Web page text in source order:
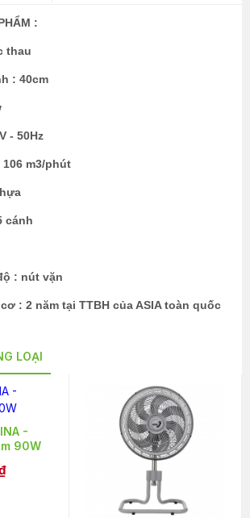
:
thau
: 40cm
- 50Hz
m3/phút
cánh
: nút vặn
: 2 năm tại TTBH của ASIA toàn quốc
LOẠI
-
90W